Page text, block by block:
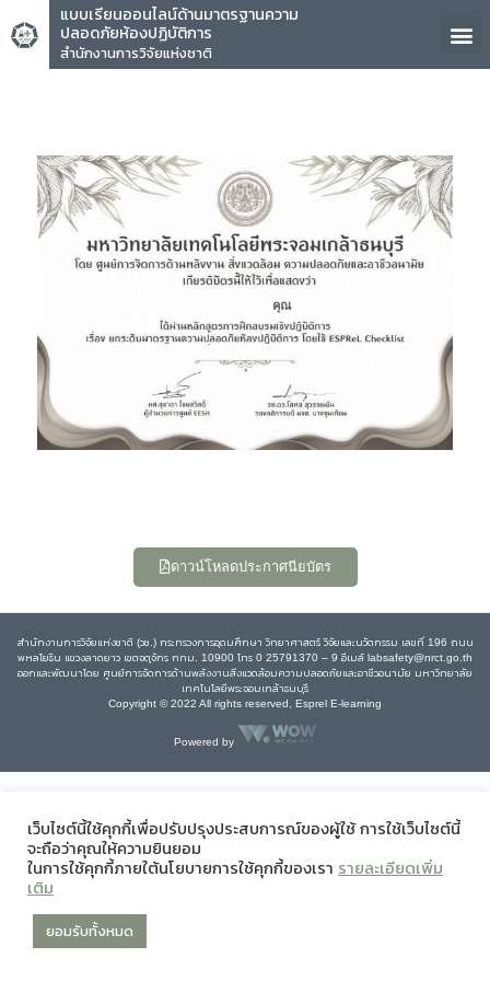
แบบเรียนออนไลน์ด้านมาตรฐานความ
ปลอดภัยห้องปฏิบัติการ
สำนักงานการวิจัยแห่งชาติ
คุณ
ดาวน์โหลดประกาศนียบัตร
สำนักงานการวิจัยแห่งชาติ (วช.) กระทรวงการอุดมศึกษา วิทยาศาสตร์ วิจัยและนวัตกรรม เลขที่ 196 ถนน
พหลโยธิน แขวงลาดยาว เขตจตุจักร กทม. 10900 โทร 0 25791370 – 9 อีเมล์ labsafety@nrct.go.th
ออกและพัฒนาโดย ศูนย์การจัดการด้านพลังงานสิ่งแวดล้อมความปลอดภัยและอาชีวอนามัย มหาวิทยาลัย
เทคโนโลยีพระจอมเกล้าธนบุรี
Copyright © 2022 All rights reserved, Esprel E-learning
Powered by
เว็บไซต์นี้ใช้คุกกี้เพื่อปรับปรุงประสบการณ์ของผู้ใช้ การใช้เว็บไซต์นี้
จะถือว่าคุณให้ความยินยอม
ในการใช้คุกกี้ภายใต้นโยบายการใช้คุกกี้ของเรา รายละเอียดเพิ่ม
เติม
ยอมรับทั้งหมด